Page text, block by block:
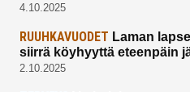
4.10.2025
RUUHKAVUODET Laman
siirrä köyhyyttä eteenpäin
2.10.2025